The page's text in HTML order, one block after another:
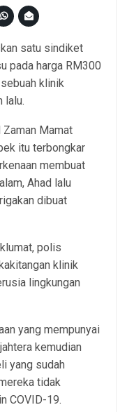
satu sindiket
pada harga RM300
klinik
lalu.
Mamat
itu terbongkar
membuat
Ahad lalu
dibuat
polis
klinik
lingkungan
yang mempunyai
kemudian
yang sudah
tidak
COVID-19.